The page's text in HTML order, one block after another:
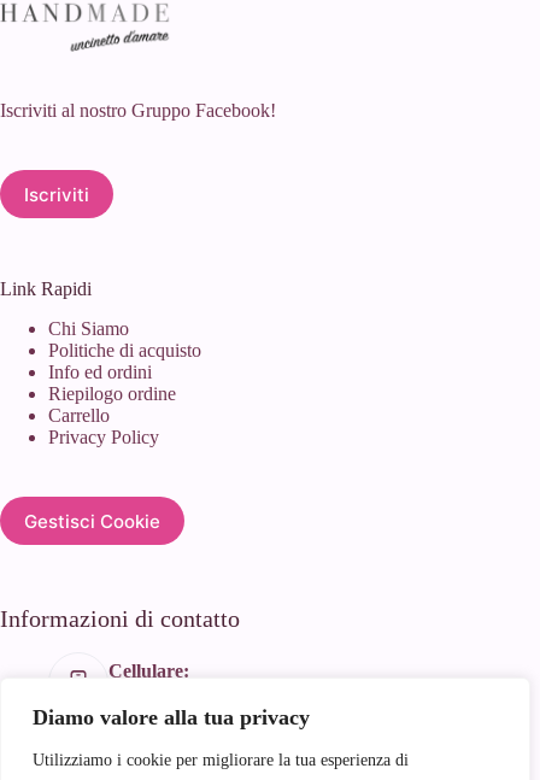
Diamo valore alla tua privacy
Utilizziamo i cookie per migliorare la tua esperienza di
Iscriviti al nostro Gruppo Facebook!
Iscriviti
Link Rapidi
Chi Siamo
Politiche di acquisto
Info ed ordini
Riepilogo ordine
Carrello
Privacy Policy
Gestisci Cookie
Informazioni di contatto
Cellulare:
Email:
info@andyhandmade.it